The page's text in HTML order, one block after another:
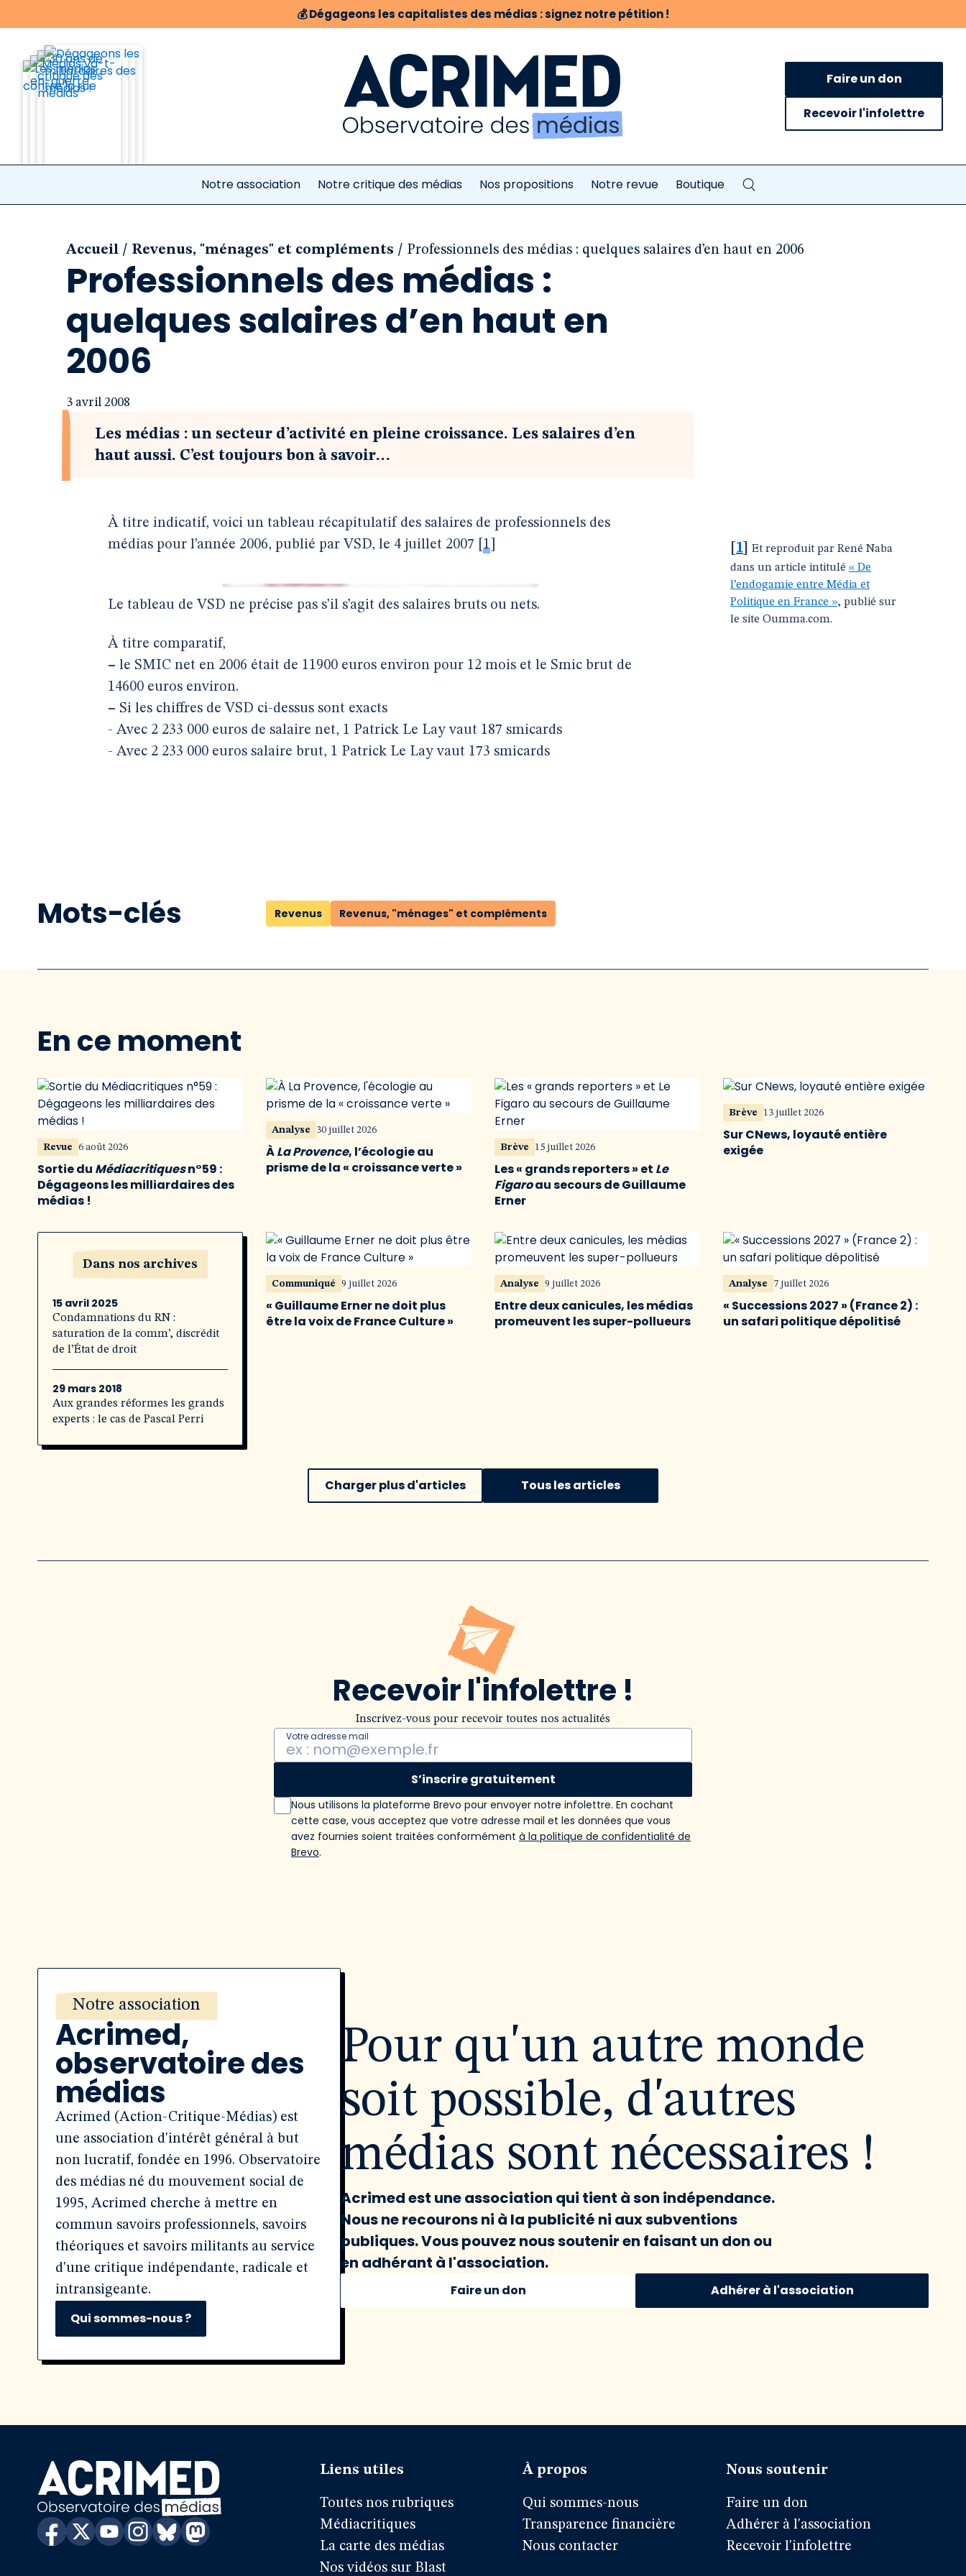
💰Dégageons les capitalistes des médias : signez notre pétition !
Faire un don
Recevoir l'infolettre
Notre association Notre critique des médias Nos propositions Notre revue Boutique
Accueil / Revenus, "ménages" et compléments / Professionnels des médias : quelques salaires d’en haut en 2006
Professionnels des médias :
quelques salaires d’en haut en
2006
3 avril 2008
Les médias : un secteur d’activité en pleine croissance. Les salaires d’en
haut aussi. C’est toujours bon à savoir…
À titre indicatif, voici un tableau récapitulatif des salaires de professionnels des
médias pour l’année 2006, publié par VSD, le 4 juillet 2007
1
Le tableau de VSD ne précise pas s’il s’agit des salaires bruts ou nets.
À titre comparatif,
– le SMIC net en 2006 était de 11900 euros environ pour 12 mois et le Smic brut de
14600 euros environ.
– Si les chiffres de VSD ci-dessus sont exacts
- Avec 2 233 000 euros de salaire net, 1 Patrick Le Lay vaut 187 smicards
- Avec 2 233 000 euros salaire brut, 1 Patrick Le Lay vaut 173 smicards
1
Et reproduit par René Naba
dans un article intitulé « De
l’endogamie entre Média et
Politique en France », publié sur
le site Oumma.com.
Mots-clés Revenus Revenus, "ménages" et compléments
En ce moment
Revue 6 août 2026
Sortie du Médiacritiquesn°59 :
Dégageons les milliardaires des
médias !
Analyse 30 juillet 2026
ÀLa Provence, l’écologie au
prisme de la « croissance verte »
Brève 15 juillet 2026
Les « grands reporters » et Le
Figaroau secours de Guillaume
Erner
Brève 13 juillet 2026
Sur CNews, loyauté entière
exigée
Dans nos archives
15 avril 2025
Condamnations du RN :
saturation de la comm’, discrédit
de l’État de droit
29 mars 2018
Aux grandes réformes les grands
experts : le cas de Pascal Perri
Communiqué 9 juillet 2026
« Guillaume Erner ne doit plus
être la voix de France Culture »
Analyse 9 juillet 2026
Entre deux canicules, les médias
promeuvent les super-pollueurs
Analyse 7 juillet 2026
« Successions 2027 » (France 2) :
un safari politique dépolitisé
Charger plus d'articles Tous les articles
Recevoir l'infolettre !
Inscrivez-vous pour recevoir toutes nos actualités
Votre adresse mail
S’inscrire gratuitement
Nous utilisons la plateforme Brevo pour envoyer notre infolettre. En cochant
cette case, vous acceptez que votre adresse mail et les données que vous
avez fournies soient traitées conformément à la politique de confidentialité de
Brevo.
Notre association
Acrimed,
observatoire des
médias
Acrimed (Action-Critique-Médias) est
une association d'intérêt général à but
non lucratif, fondée en 1996. Observatoire
des médias né du mouvement social de
1995, Acrimed cherche à mettre en
commun savoirs professionnels, savoirs
théoriques et savoirs militants au service
d'une critique indépendante, radicale et
intransigeante.
Qui sommes-nous ?
Pour qu'un autre monde
soit possible, d'autres
médias sont nécessaires !
Acrimed est une association qui tient à son indépendance.
Nous ne recourons ni à la publicité ni aux subventions
publiques. Vous pouvez nous soutenir en faisant un don ou
en adhérant à l'association.
Faire un don Adhérer à l'association
Liens utiles
Toutes nos rubriques
Médiacritiques
La carte des médias
Nos vidéos sur Blast
À propos
Qui sommes-nous
Transparence financière
Nous contacter
Nous soutenir
Faire un don
Adhérer à l'association
Recevoir l'infolettre